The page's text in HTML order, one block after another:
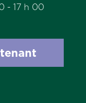
- 17 h 00